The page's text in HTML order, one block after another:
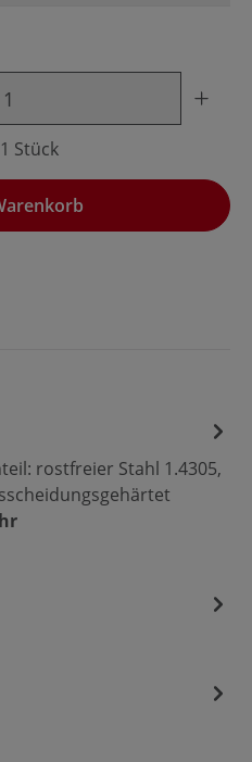
1 Stück
rostfreier Stahl 1.4305,